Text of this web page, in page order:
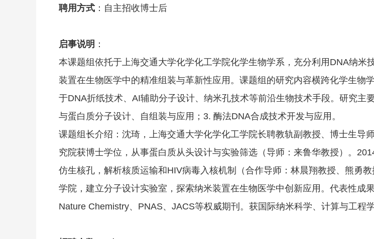
聘用方式 ：自主招收博士后
启事说明 ：
本课题组依托于上海交通大学化学化工学院化学生物学系，充分利用DNA纳
装置在生物医学中的精准组装与革新性应用。课题组的研究内容横跨化学生物
于DNA折纸技术、AI辅助分子设计、纳米孔技术等前沿生物技术手段。研究主
与蛋白质分子设计、自组装与应用；3. 酶法DNA合成技术开发与应用。
课题组长介绍：沈琦，上海交通大学化学化工学院长聘教轨副教授、博士生导
究院获博士学位，从事蛋白质从头设计与实验筛选（导师：来鲁华教授）。
仿生核孔，解析核质运输和HIV病毒入核机制（合作导师：林晨翔教授、熊勇
学院，建立分子设计实验室，探索纳米装置在生物医学中创新应用。代表性成
Nature Chemistry、PNAS、JACS等权威期刊。获国际纳米科学、计算与工程